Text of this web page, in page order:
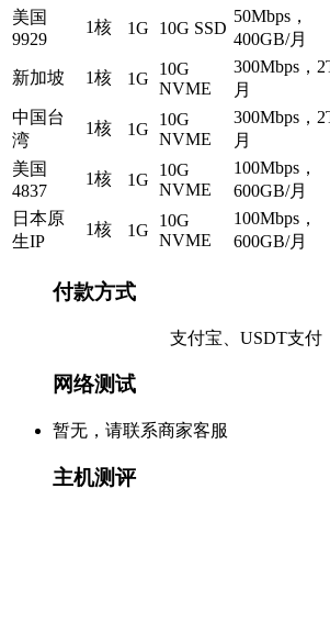
美国
9929
1核 1G 10G SSD
50Mbps，
400GB/月
新加坡 1核 1G
10G
NVME
300Mbps，
月
中国台
湾
1核 1G
10G
NVME
300Mbps，
月
美国
4837
1核 1G
10G
NVME
100Mbps，
600GB/月
日本原
生IP
1核 1G
10G
NVME
100Mbps，
600GB/月
付款方式
支付宝、USDT支付
网络测试
暂无，请联系商家客服
主机测评